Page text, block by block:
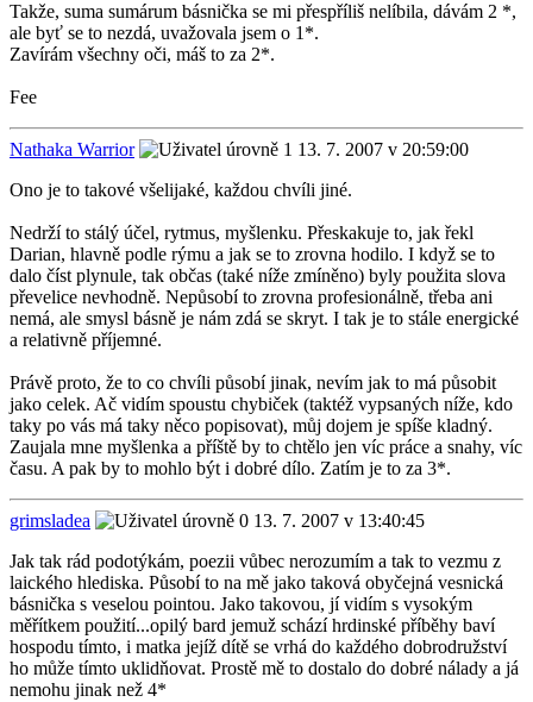
Takže, suma sumárum básnička se mi přespříliš nelíbila, dávám 2 *,
ale byť se to nezdá, uvažovala jsem o 1*.
Zavírám všechny oči, máš to za 2*.
Fee
Nathaka Warrior
13. 7. 2007 v 20:59:00
Ono je to takové všelijaké, každou chvíli jiné.
Nedrží to stálý účel, rytmus, myšlenku. Přeskakuje to, jak řekl
Darian, hlavně podle rýmu a jak se to zrovna hodilo. I když se to
dalo číst plynule, tak občas (také níže zmíněno) byly použita slova
převelice nevhodně. Nepůsobí to zrovna profesionálně, třeba ani
nemá, ale smysl básně je nám zdá se skryt. I tak je to stále energické
a relativně příjemné.
Právě proto, že to co chvíli působí jinak, nevím jak to má působit
jako celek. Ač vidím spoustu chybiček (taktéž vypsaných níže, kdo
taky po vás má taky něco popisovat), můj dojem je spíše kladný.
Zaujala mne myšlenka a příště by to chtělo jen víc práce a snahy, víc
času. A pak by to mohlo být i dobré dílo. Zatím je to za 3*.
grimsladea
13. 7. 2007 v 13:40:45
Jak tak rád podotýkám, poezii vůbec nerozumím a tak to vezmu z
laického hlediska. Působí to na mě jako taková obyčejná vesnická
básnička s veselou pointou. Jako takovou, jí vidím s vysokým
měřítkem použití...opilý bard jemuž schází hrdinské příběhy baví
hospodu tímto, i matka jejíž dítě se vrhá do každého dobrodružství
ho může tímto uklidňovat. Prostě mě to dostalo do dobré nálady a já
nemohu jinak než 4*